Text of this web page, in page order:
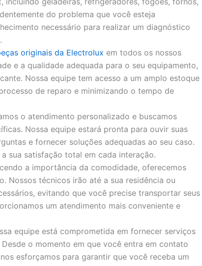
do problema que você esteja
necessário para realizar um diagnóstico
originais da Electrolux em todos os nossos
e a qualidade adequada para o seu equipamento,
Nossa equipe tem acesso a um amplo estoque
de reparo e minimizando o tempo de
o atendimento personalizado e buscamos
Nossa equipe estará pronta para ouvir suas
e fornecer soluções adequadas ao seu caso.
sua satisfação total em cada interação.
a importância da comodidade, oferecemos
Nossos técnicos irão até a sua residência ou
evitando que você precise transportar seus
um atendimento mais conveniente e
equipe está comprometida em fornecer serviços
o momento em que você entra em contato
esforçamos para garantir que você receba um